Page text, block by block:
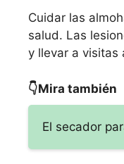
Cuidar las
salud. Las
y llevar a visitas
👇Mira también
El secador